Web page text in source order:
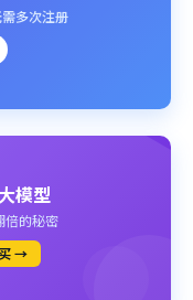
多次注册
模型
倍的秘密
→